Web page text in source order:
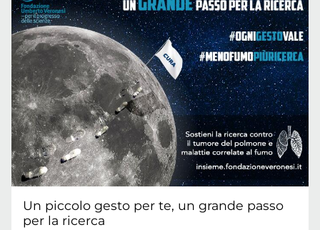
Un piccolo gesto per te, un grande passo
per la ricerca